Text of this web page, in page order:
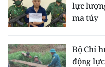
THỜI NAY
NHÂN DÂN HẰNG
lực
ma túy
Bộ Chỉ
động